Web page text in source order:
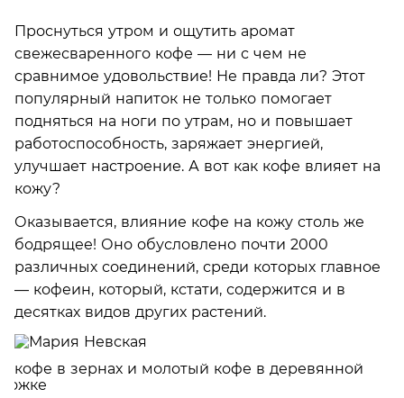
Проснуться утром и ощутить аромат
свежесваренного кофе — ни с чем не
сравнимое удовольствие! Не правда ли? Этот
популярный напиток не только помогает
подняться на ноги по утрам, но и повышает
работоспособность, заряжает энергией,
улучшает настроение. А вот как кофе влияет на
кожу?
Оказывается, влияние кофе на кожу столь же
бодрящее! Оно обусловлено почти 2000
различных соединений, среди которых главное
— кофеин, который, кстати, содержится и в
десятках видов других растений.